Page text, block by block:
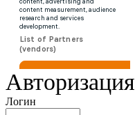
Авторизация
Логин